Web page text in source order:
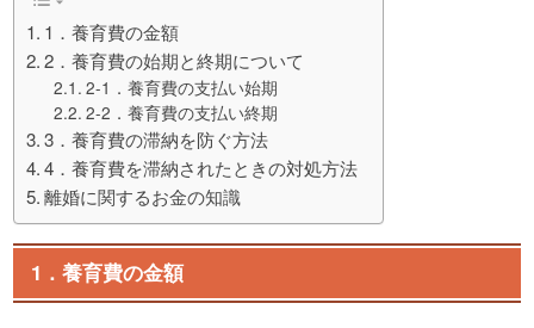
1．養育費の金額
2．養育費の始期と終期について
2-1．養育費の支払い始期
2-2．養育費の支払い終期
3．養育費の滞納を防ぐ方法
4．養育費を滞納されたときの対処方法
離婚に関するお金の知識
1．養育費の金額